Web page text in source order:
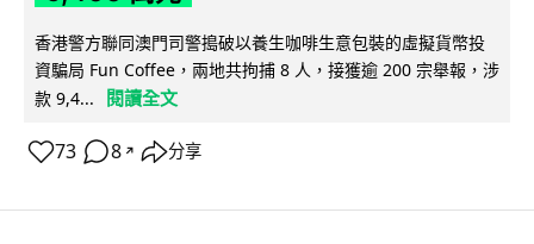
香港警方聯同澳門司警搗破以養生咖啡生意包裝的虛擬貨幣投
資騙局 Fun Coffee，兩地共拘捕 8 人，接獲逾 200 宗舉報，涉
款 9,4...
閱讀全文
73 8 ↗ 分享